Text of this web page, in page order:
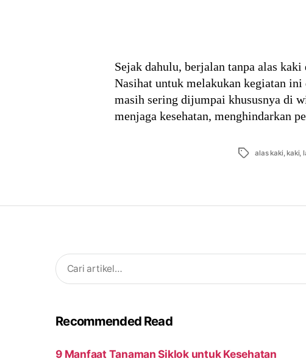
Sejak dahulu, berjalan tanpa alas
Nasihat untuk melakukan kegiatan
masih sering dijumpai khususnya di
menjaga kesehatan, menghindarkan
Tags alas kaki ,kaki ,
Search
for:
Recommended Read
9 Manfaat Tanaman Siklok untuk Kesehatan